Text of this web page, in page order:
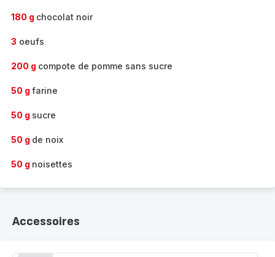
180 g chocolat noir
3 oeufs
200 g compote de pomme sans sucre
50 g farine
50 g sucre
50 g de noix
50 g noisettes
Accessoires